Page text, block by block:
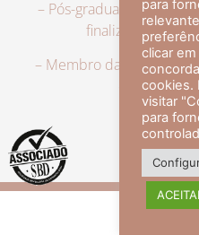
– Pós-graduação em
finalizado a
– Membro da Sociedade
com título
veja
para
clicar em
cookies.
visitar
para